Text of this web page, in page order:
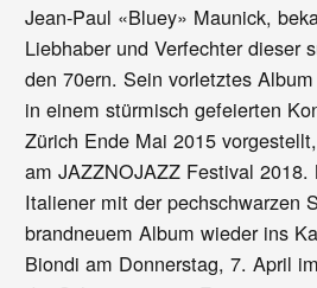
Jean-Paul «Bluey» Maunick,
Liebhaber und Verfechter dieser
den 70ern. Sein vorletztes
in einem stürmisch gefeierten
Zürich Ende Mai 2015
am JAZZNOJAZZ Festival
Italiener mit der pechschwarzen
brandneuem Album wieder ins
Biondi am Donnerstag, 7. April